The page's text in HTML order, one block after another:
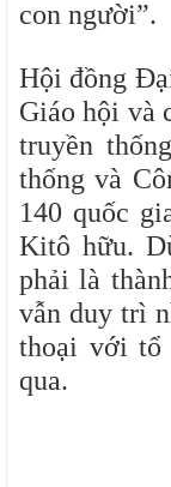
con người”.
Hội đồng
Giáo hội và
truyền
thống và
140 quốc
Kitô hữu.
phải là
vẫn duy trì
thoại với tổ
qua.